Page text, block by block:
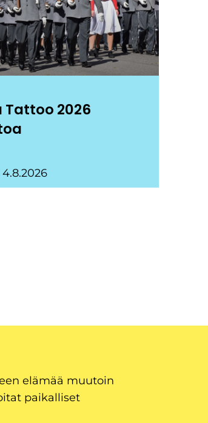
Tattoo 2026
4.8.2026
elämää muutoin
paikalliset